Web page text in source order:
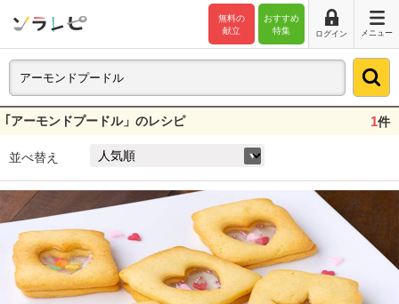
おすすめ
特集
無料の
献立
ログイン メニュー
｢アーモンドプードル」のレシピ 1件
並べ替え